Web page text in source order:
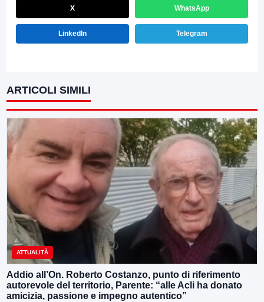
X WhatsApp
LinkedIn Telegram
ARTICOLI SIMILI
ATTUALITÀ
Addio all’On. Roberto Costanzo, punto di riferimento
autorevole del territorio, Parente: “alle Acli ha donato
amicizia, passione e impegno autentico”